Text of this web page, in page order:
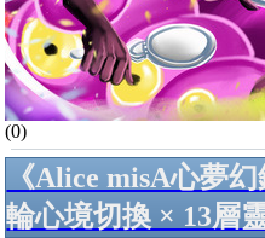
(0)
《Alice misA心夢
輪心境切換 × 13層